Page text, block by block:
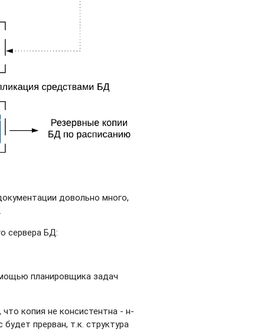
довольно много,
сервера БД:
планировщика задач
копия не консистентна - н-
прерван, т.к. структура